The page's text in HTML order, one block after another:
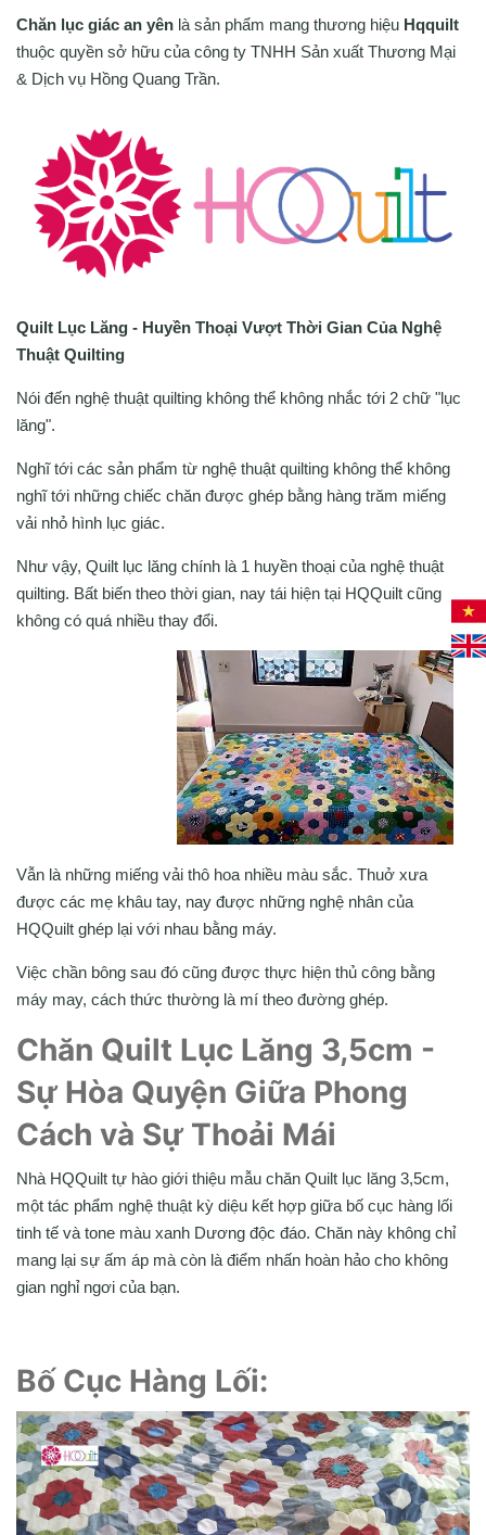
Chăn lục giác an yên là sản phẩm mang thương hiệu Hqquilt
thuộc quyền sở hữu của công ty TNHH Sản xuất Thương Mại
& Dịch vụ Hồng Quang Trần.
Quilt Lục Lăng - Huyền Thoại Vượt Thời Gian Của Nghệ
Thuật Quilting
Nói đến nghệ thuật quilting không thể không nhắc tới 2 chữ "lục
lăng".
Nghĩ tới các sản phẩm từ nghệ thuật quilting không thể không
nghĩ tới những chiếc chăn được ghép bằng hàng trăm miếng
vải nhỏ hình lục giác.
Như vậy, Quilt lục lăng chính là 1 huyền thoại của nghệ thuật
quilting. Bất biến theo thời gian, nay tái hiện tại HQQuilt cũng
không có quá nhiều thay đổi.
Vẫn là những miếng vải thô hoa nhiều màu sắc. Thuở xưa
được các mẹ khâu tay, nay được những nghệ nhân của
HQQuilt ghép lại với nhau bằng máy.
Việc chần bông sau đó cũng được thực hiện thủ công bằng
máy may, cách thức thường là mí theo đường ghép.
Chăn Quilt Lục Lăng 3,5cm -
Sự Hòa Quyện Giữa Phong
Cách và Sự Thoải Mái
Nhà HQQuilt tự hào giới thiệu mẫu chăn Quilt lục lăng 3,5cm,
một tác phẩm nghệ thuật kỳ diệu kết hợp giữa bố cục hàng lối
tinh tế và tone màu xanh Dương độc đáo. Chăn này không chỉ
mang lại sự ấm áp mà còn là điểm nhấn hoàn hảo cho không
gian nghỉ ngơi của bạn.
Bố Cục Hàng Lối: